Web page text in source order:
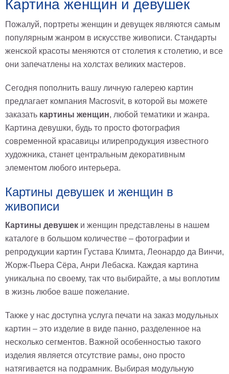
Картина женщин и девушек
Пожалуй, портреты женщин и девущек являются самым
популярным жанром в искусстве живописи. Стандарты
женской красоты меняются от столетия к столетию, и все
они запечатлены на холстах великих мастеров.
Сегодня пополнить вашу личную галерею картин
предлагает компания Macrosvit, в которой вы можете
заказать картины женщин, любой тематики и жанра.
Картина девушки, будь то просто фотография
современной красавицы илирепродукция известного
художника, станет центральным декоративным
элементом любого интерьера.
Картины девушек и женщин в
живописи
Картины девушек и женщин представлены в нашем
каталоге в большом количестве – фотографии и
репродукции картин Густава Климта, Леонардо да Винчи,
Жорж-Пьера Сёра, Анри Лебаска. Каждая картина
уникальна по своему, так что выбирайте, а мы воплотим
в жизнь любое ваше пожелание.
Также у нас доступна услуга печати на заказ модульных
картин – это изделие в виде панно, разделенное на
несколько сегментов. Важной особенностью такого
изделия является отсутствие рамы, оно просто
натягивается на подрамник. Выбирая модульную